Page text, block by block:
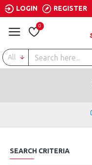
LOGIN REGISTER
0
All
SEARCH CRITERIA